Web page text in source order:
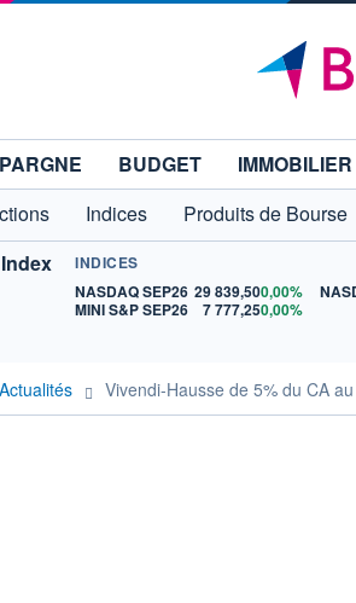
BUDGET IMMOBILIER
Indices Produits de Bourse
INDICES
NASDAQ SEP26 29 839,500,00%
MINI S&P SEP26
7 777,250,00%
Actualités Vivendi-Hausse de 5% du CA